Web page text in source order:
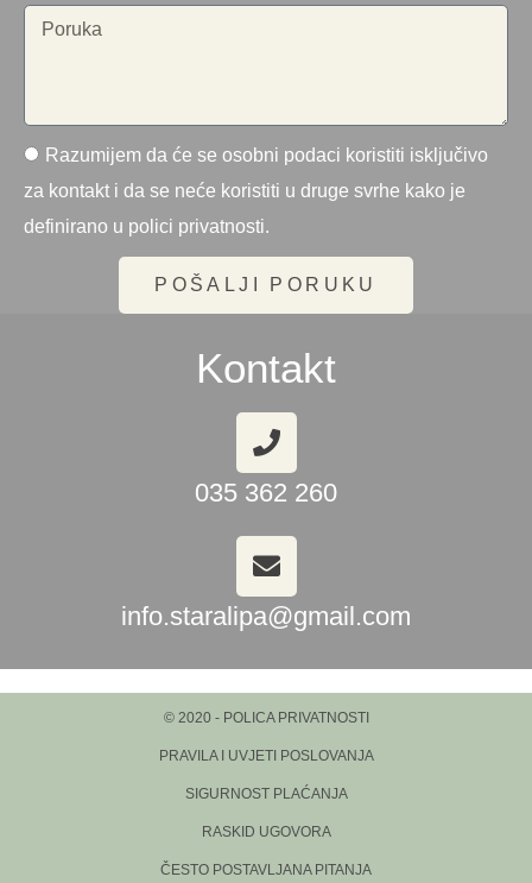
Razumijem da će se osobni podaci koristiti isključivo
za kontakt i da se neće koristiti u druge svrhe kako je
definirano u polici privatnosti.
POŠALJI PORUKU
Kontakt
035 362 260
info.staralipa@gmail.com
© 2020 - POLICA PRIVATNOSTI
PRAVILA I UVJETI POSLOVANJA
SIGURNOST PLAĆANJA
RASKID UGOVORA
ČESTO POSTAVLJANA PITANJA